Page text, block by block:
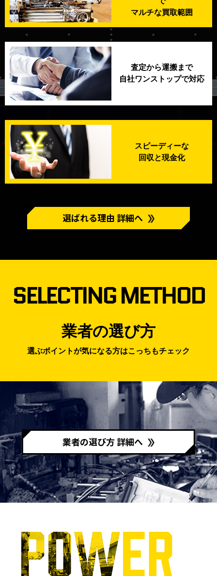
マルチな買取範囲
査定から運搬まで
自社ワンストップで対応
スピーディーな
回収と現金化
選ばれる理由 詳細へ
SELECTING METHOD
業者の選び方
選ぶポイントが気になる方はこっちもチェック
業者の選び方 詳細へ